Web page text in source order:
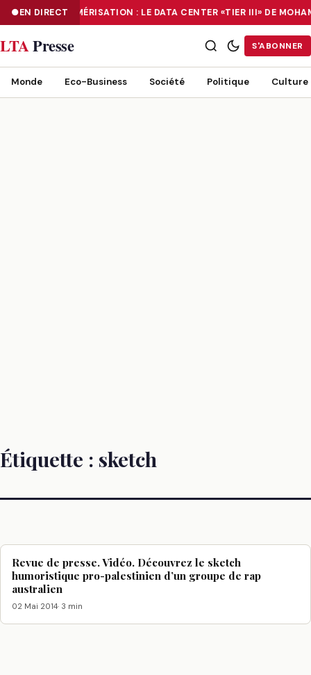
EN DIRECTNUMÉRISATION : LE DATA CENTER «TIER III» DE
NUMÉRISATION : LE DATA CENTER «TIER III» DE MOHAMMADIA, UN
LTAPresse S'ABONNER
Monde Eco-Business Société Politique Culture
Étiquette : sketch
Revue de presse. Vidéo. Découvrez le sketch
humoristique pro-palestinien d’un groupe de rap
australien
02 Mai 2014· 3 min